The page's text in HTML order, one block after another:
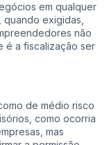
em qualquer
exigidas,
não
é a fiscalização ser
de médio risco
como ocorria
mas